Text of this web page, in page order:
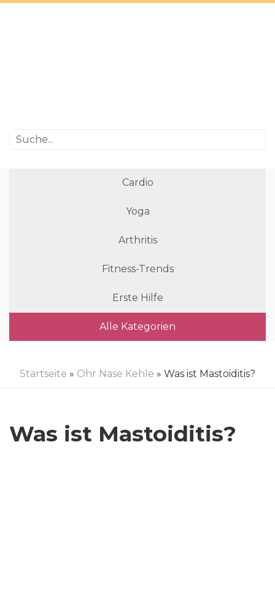
Cardio
Yoga
Arthritis
Fitness-Trends
Erste Hilfe
Alle Kategorien
Startseite » Ohr Nase Kehle » Was ist Mastoiditis?
Was ist Mastoiditis?